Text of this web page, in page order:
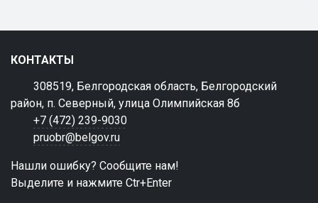
КОНТАКТЫ
308519, Белгородская область, Белгородский
район, п. Северный, улица Олимпийская 8б
+7 (472) 239-9030
pruobr@belgov.ru
Нашли ошибку? Сообщите нам!
Выделите и нажмите Ctr+Enter